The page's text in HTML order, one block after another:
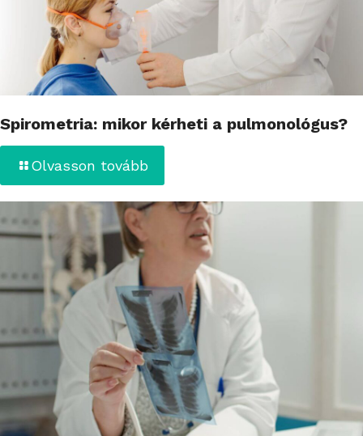
Spirometria: mikor kérheti a pulmonológus?
Olvasson tovább